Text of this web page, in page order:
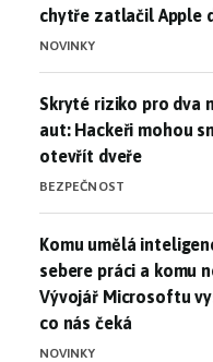
chytře zatlačil Apple
NOVINKY
Skryté riziko pro dva
Skryté riziko pro dva
aut: Hackeři mohou
otevřít dveře
BEZPEČNOST
Komu umělá
Komu umělá
sebere práci a komu
Vývojář Microsoftu
co nás čeká
NOVINKY